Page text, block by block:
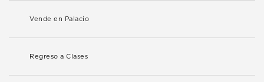
Vende en Palacio
Regreso a Clases